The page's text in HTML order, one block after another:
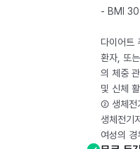
- BMI 30
다이어트
환자, 또
의 체중
및 신체
② 생체전
생체전기
여성의